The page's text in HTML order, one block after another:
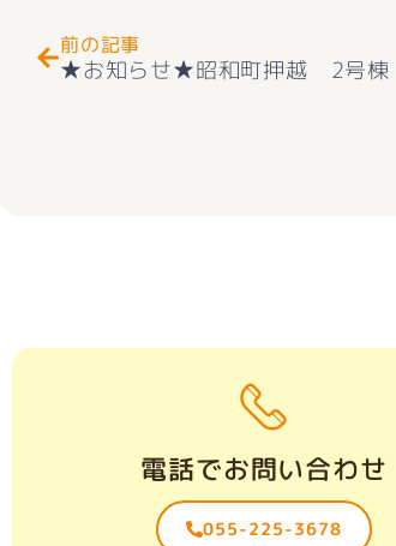
前の記事
電話でお問い合わせ
055-225-3678